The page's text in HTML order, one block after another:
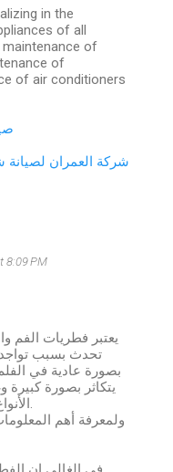
in the
of all
of
of
of air conditioners
شركة العمران لصيانة
8:09 PM
يعتبر فطريات الفم
تحدث بسبب
بصورة عادية في
يتكاثر بصورة
ولمعرفة أهم